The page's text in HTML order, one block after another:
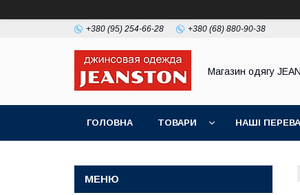
+380 (95) 254-66-28 +380 (68) 880-90-38
Магазин одягу
ГОЛОВНА ТОВАРИ НАШІ